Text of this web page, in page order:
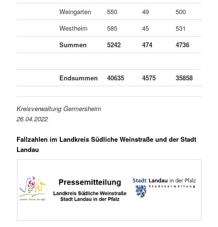
Weingarten
550 49 500
Westheim
585 45 531
Summen
5242 474 4736
Endsummen 40635 4575 35858
Kreisverwaltung Germersheim
26.04.2022
Fallzahlen im Landkreis Südliche Weinstraße und der Stadt
Landau